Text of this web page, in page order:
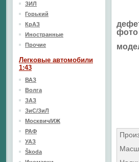
фото
ЗИЛ
Горький
КрАЗ
Иностранные
Прочие
Легковые автомобили
1:43
ВАЗ
Волга
ЗАЗ
ЗиС/ЗиЛ
Москвич/ИЖ
РАФ
УАЗ
Škoda